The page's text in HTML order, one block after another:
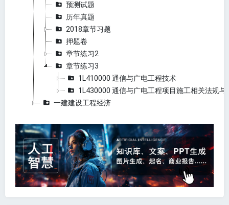
预测试题
历年真题
2018章节习题
押题卷
章节练习2
章节练习3
1L410000 通信与广电工程技术
1L430000 通信与广电工程项目施工相关法规与
一建建设工程经济